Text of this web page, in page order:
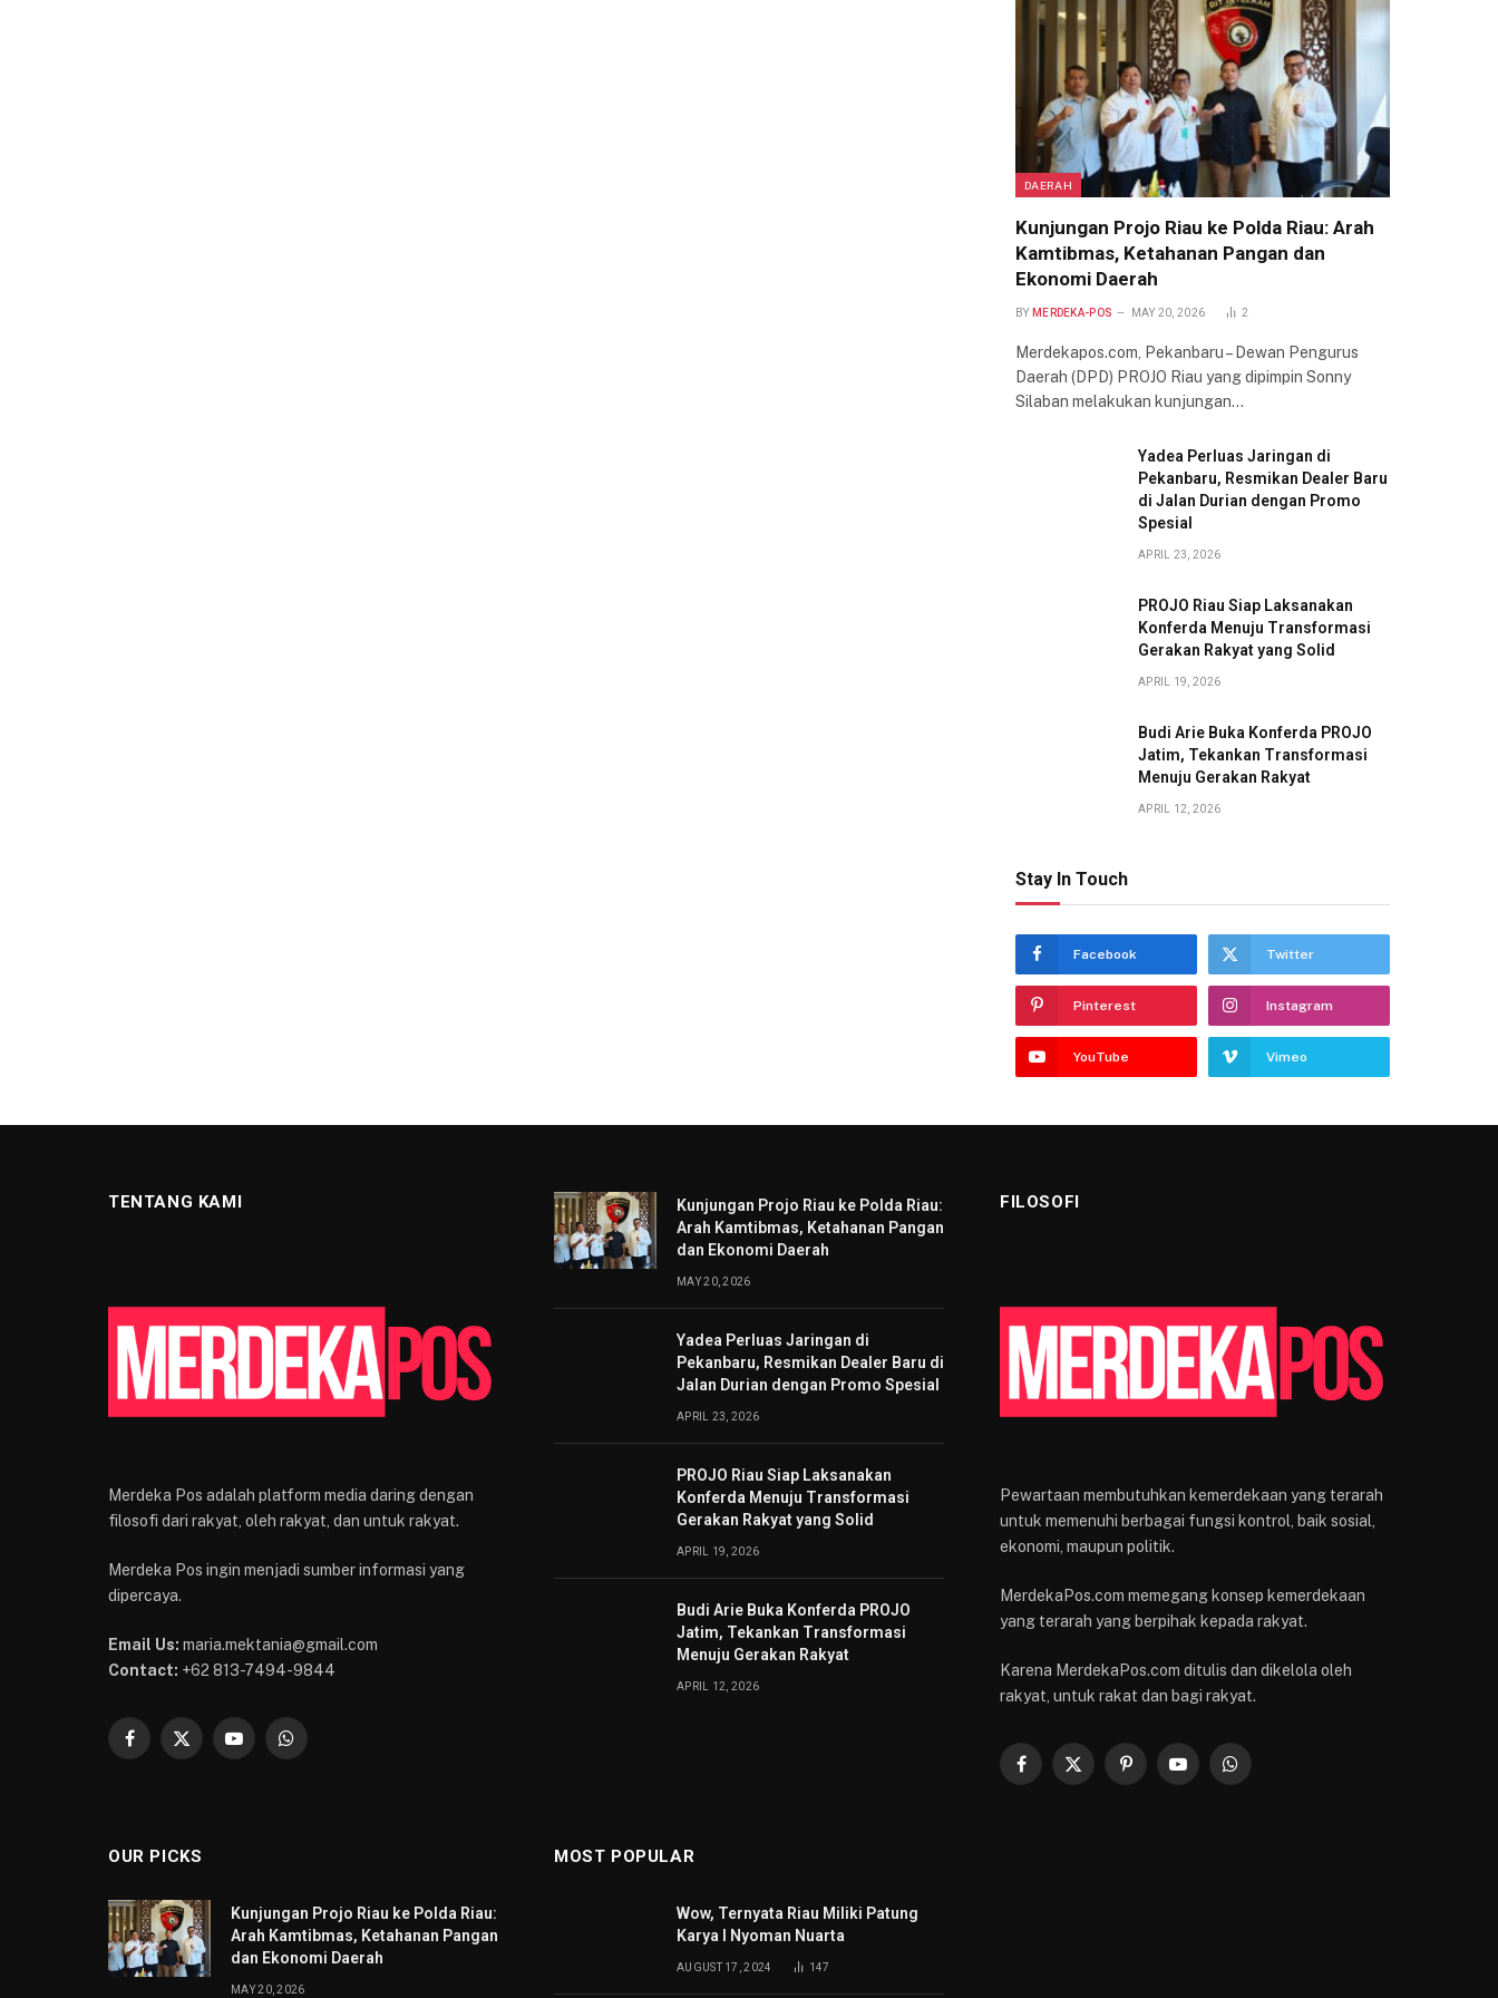
DAERAH
Kunjungan Projo Riau ke Polda Riau: Arah
Kamtibmas, Ketahanan Pangan dan
Ekonomi Daerah
BY MERDEKA-POS MAY 20, 2026 2
Merdekapos.com, Pekanbaru – Dewan Pengurus
Daerah (DPD) PROJO Riau yang dipimpin Sonny
Silaban melakukan kunjungan…
Yadea Perluas Jaringan di
Pekanbaru, Resmikan Dealer Baru
di Jalan Durian dengan Promo
Spesial
APRIL 23, 2026
PROJO Riau Siap Laksanakan
Konferda Menuju Transformasi
Gerakan Rakyat yang Solid
APRIL 19, 2026
Budi Arie Buka Konferda PROJO
Jatim, Tekankan Transformasi
Menuju Gerakan Rakyat
APRIL 12, 2026
Stay In Touch
Facebook Twitter
Pinterest Instagram
YouTube Vimeo
TENTANG KAMI
Merdeka Pos adalah platform media daring dengan
filosofi dari rakyat, oleh rakyat, dan untuk rakyat.
Merdeka Pos ingin menjadi sumber informasi yang
dipercaya.
Email Us: maria.mektania@gmail.com
Contact: +62 813-7494-9844
Facebook
X
YouTubeWhatsApp
Kunjungan Projo Riau ke Polda Riau:
Arah Kamtibmas, Ketahanan Pangan
dan Ekonomi Daerah
MAY 20, 2026
Yadea Perluas Jaringan di
Pekanbaru, Resmikan Dealer Baru di
Jalan Durian dengan Promo Spesial
APRIL 23, 2026
PROJO Riau Siap Laksanakan
Konferda Menuju Transformasi
Gerakan Rakyat yang Solid
APRIL 19, 2026
Budi Arie Buka Konferda PROJO
Jatim, Tekankan Transformasi
Menuju Gerakan Rakyat
APRIL 12, 2026
FILOSOFI
Pewartaan membutuhkan kemerdekaan yang terarah
untuk memenuhi berbagai fungsi kontrol, baik sosial,
ekonomi, maupun politik.
MerdekaPos.com memegang konsep kemerdekaan
yang terarah yang berpihak kepada rakyat.
Karena MerdekaPos.com ditulis dan dikelola oleh
rakyat, untuk rakat dan bagi rakyat.
Facebook
X
PinterestYouTubeWhatsApp
OUR PICKS
Kunjungan Projo Riau ke Polda Riau:
Arah Kamtibmas, Ketahanan Pangan
dan Ekonomi Daerah
MAY 20, 2026
MOST POPULAR
Wow, Ternyata Riau Miliki Patung
Karya I Nyoman Nuarta
AUGUST 17, 2024 147